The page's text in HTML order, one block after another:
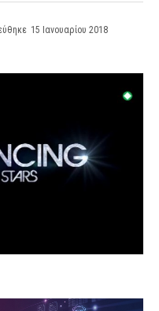
15 Ιανουαρίου 2018